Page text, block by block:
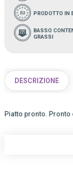
PRODOTTO IN
BASSO
GRASSI
DESCRIZIONE
Piatto pronto.